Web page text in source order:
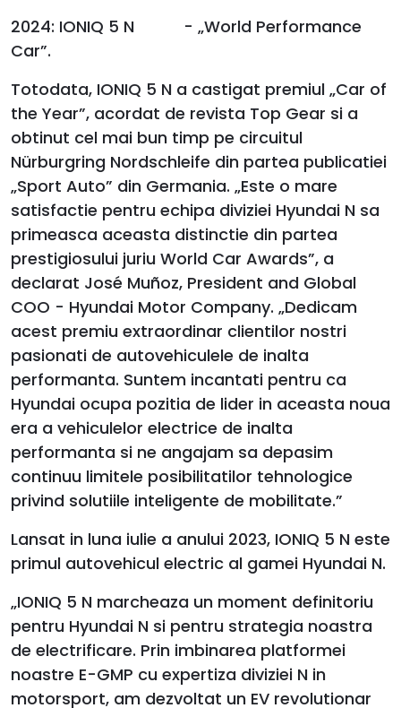
2024: IONIQ 5 N - „World Performance
Car”.
Totodata, IONIQ 5 N a castigat premiul „Car of
the Year”, acordat de revista Top Gear si a
obtinut cel mai bun timp pe circuitul
Nürburgring Nordschleife din partea publicatiei
„Sport Auto” din Germania. „Este o mare
satisfactie pentru echipa diviziei Hyundai N sa
primeasca aceasta distinctie din partea
prestigiosului juriu World Car Awards”, a
declarat José Muñoz, President and Global
COO - Hyundai Motor Company. „Dedicam
acest premiu extraordinar clientilor nostri
pasionati de autovehiculele de inalta
performanta. Suntem incantati pentru ca
Hyundai ocupa pozitia de lider in aceasta noua
era a vehiculelor electrice de inalta
performanta si ne angajam sa depasim
continuu limitele posibilitatilor tehnologice
privind solutiile inteligente de mobilitate.”
Lansat in luna iulie a anului 2023, IONIQ 5 N este
primul autovehicul electric al gamei Hyundai N.
„IONIQ 5 N marcheaza un moment definitoriu
pentru Hyundai N si pentru strategia noastra
de electrificare. Prin imbinarea platformei
noastre E-GMP cu expertiza diviziei N in
motorsport, am dezvoltat un EV revolutionar